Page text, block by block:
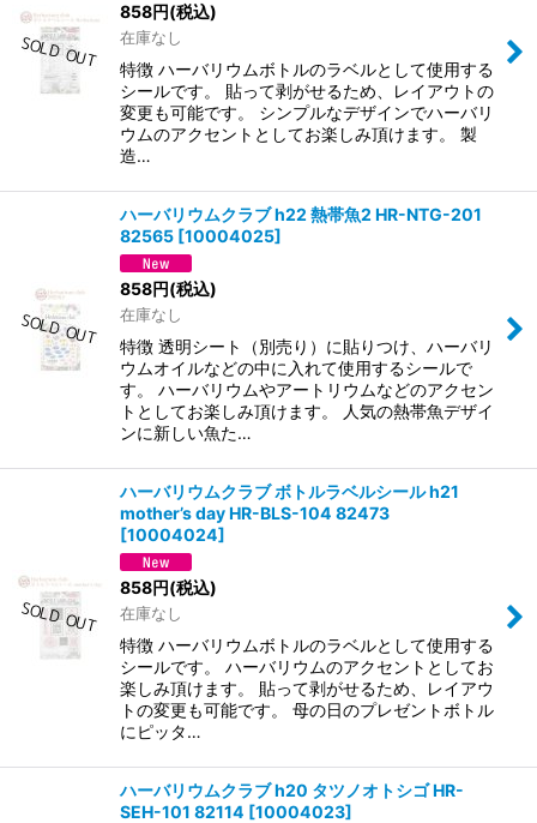
858円(税込)
在庫なし
特徴 ハーバリウムボトルのラベルとして使用する
シールです。 貼って剥がせるため、レイアウトの
変更も可能です。 シンプルなデザインでハーバリ
ウムのアクセントとしてお楽しみ頂けます。 製
造…
ハーバリウムクラブ h22 熱帯魚2 HR-NTG-201
82565 [10004025]
858円(税込)
在庫なし
特徴 透明シート（別売り）に貼りつけ、ハーバリ
ウムオイルなどの中に入れて使用するシールで
す。 ハーバリウムやアートリウムなどのアクセン
トとしてお楽しみ頂けます。 人気の熱帯魚デザイ
ンに新しい魚た…
ハーバリウムクラブ ボトルラベルシール h21
mother’s day HR-BLS-104 82473
[10004024]
858円(税込)
在庫なし
特徴 ハーバリウムボトルのラベルとして使用する
シールです。 ハーバリウムのアクセントとしてお
楽しみ頂けます。 貼って剥がせるため、レイアウ
トの変更も可能です。 母の日のプレゼントボトル
にピッタ…
ハーバリウムクラブ h20 タツノオトシゴ HR-
SEH-101 82114 [10004023]